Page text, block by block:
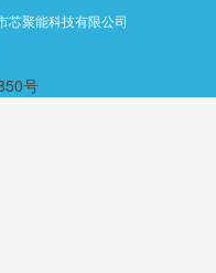
芯聚能科技有限公司
号